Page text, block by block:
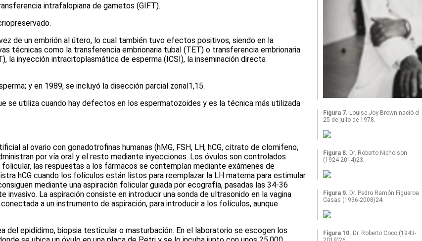
Figura 7. Louise Joy Brown nació el
25 de julio de 1978.
Figura 8. Dr. Roberto Nicholson
(1924-2014)23.
Figura 9. Dr. Pedro Ramón Figueroa
Casas (1936-2008)24.
Figura 10. Dr. Roberto Coco (1943-
intrafalopiana de gametos (GIFT).
de un embrión al útero, lo cual también tuvo efectos positivos, siendo en la
técnicas como la transferencia embrionaria tubal (TET) o transferencia embrionaria
la inyección intracitoplasmática de esperma (ICSI), la inseminación directa
y en 1989, se incluyó la disección parcial zonal1,15.
se utiliza cuando hay defectos en los espermatozoides y es la técnica más utilizada
al ovario con gonadotrofinas humanas (hMG, FSH, LH, hCG, citrato de clomifeno,
por vía oral y el resto mediante inyecciones. Los óvulos son controlados
las respuestas a los fármacos se contemplan mediante exámenes de
hCG cuando los folículos están listos para reemplazar la LH materna para estimular
mediante una aspiración folicular guiada por ecografía, pasadas las 34-36
La aspiración consiste en introducir una sonda de ultrasonido en la vagina
a un instrumento de aspiración, para introducir a los folículos, aunque
del epidídimo, biopsia testicular o masturbación. En el laboratorio se escogen los